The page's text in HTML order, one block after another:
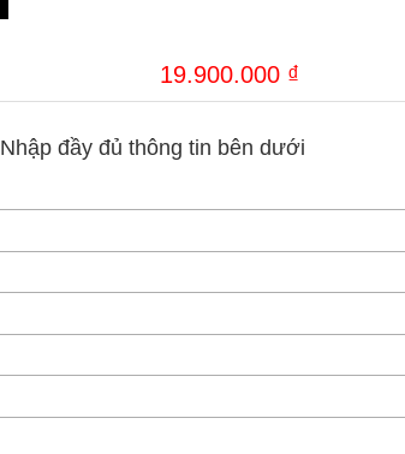
19.900.000 ₫
Nhập đầy đủ thông tin bên dưới